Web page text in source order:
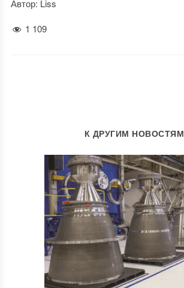
Автор: Liss
1 109
К ДРУГИМ НОВОСТЯМ